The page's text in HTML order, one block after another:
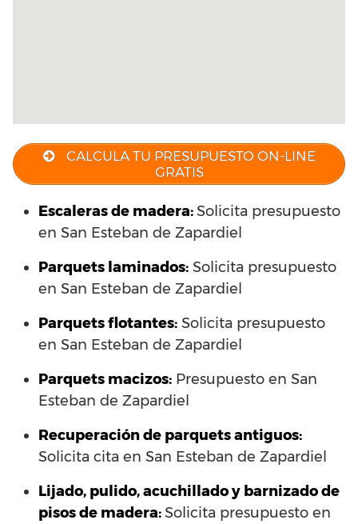
CALCULA TU PRESUPUESTO ON-LINE
GRATIS
Escaleras de madera:Solicita presupuesto
en San Esteban de Zapardiel
Parquets laminados: Solicita presupuesto
en San Esteban de Zapardiel
Parquets flotantes: Solicita presupuesto
en San Esteban de Zapardiel
Parquets macizos: Presupuesto en San
Esteban de Zapardiel
Recuperación de parquets antiguos:
Solicita cita en San Esteban de Zapardiel
Lijado, pulido, acuchillado y barnizado de
pisos de madera:Solicita presupuesto en